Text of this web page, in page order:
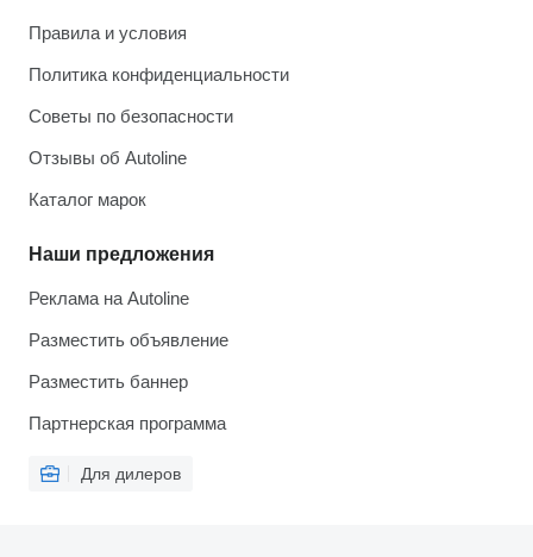
Правила и условия
Политика конфиденциальности
Советы по безопасности
Отзывы об Autoline
Каталог марок
Наши предложения
Реклама на Autoline
Разместить объявление
Разместить баннер
Партнерская программа
Для дилеров